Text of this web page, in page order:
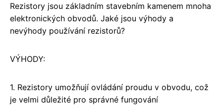
Rezistory jsou základním stavebním kamenem mnoha
elektronických obvodů. Jaké jsou výhody a
nevýhody používání rezistorů?
VÝHODY:
1. Rezistory umožňují ovládání proudu v obvodu, což
je velmi důležité pro správné fungování